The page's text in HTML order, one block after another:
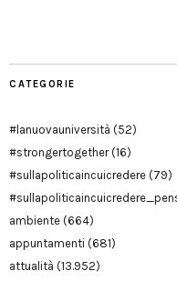
CATEGORIE
#lanuovauniversità (52)
#strongertogether(16)
#sullapoliticaincuicredere (79)
ambiente (664)
appuntamenti (681)
attualità (13.952)